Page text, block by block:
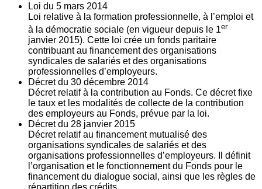
Loi du 5 mars 2014
Loi relative à la formation professionnelle, à l’emploi et
à la démocratie sociale (en vigueur depuis le 1er
janvier 2015). Cette loi crée un fonds paritaire
contribuant au financement des organisations
syndicales de salariés et des organisations
professionnelles d’employeurs.
Décret du 30 décembre 2014
Décret relatif à la contribution au Fonds. Ce décret fixe
le taux et les modalités de collecte de la contribution
des employeurs au Fonds, prévue par la loi.
Décret du 28 janvier 2015
Décret relatif au financement mutualisé des
organisations syndicales de salariés et des
organisations professionnelles d’employeurs. Il définit
l’organisation et le fonctionnement du Fonds pour le
financement du dialogue social, ainsi que les règles de